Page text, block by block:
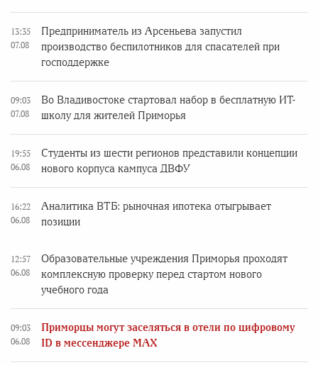
13:35
07.08
Предприниматель из Арсеньева запустил
производство беспилотников для спасателей при
господдержке
09:03
07.08
Во Владивостоке стартовал набор в бесплатную ИТ-
школу для жителей Приморья
19:55
06.08
Студенты из шести регионов представили концепции
нового корпуса кампуса ДВФУ
16:22
06.08
Аналитика ВТБ: рыночная ипотека отыгрывает
позиции
12:57
06.08
Образовательные учреждения Приморья проходят
комплексную проверку перед стартом нового
учебного года
09:03
06.08
Приморцы могут заселяться в отели по цифровому
ID в мессенджере MAX